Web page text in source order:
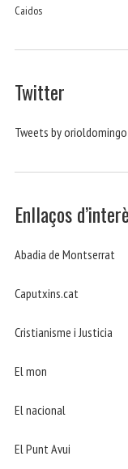
Caidos
Twitter
Tweets by orioldomingo
Enllaços
Abadia de Montserrat
Caputxins.cat
Cristianisme i Justicia
El mon
El nacional
El Punt Avui